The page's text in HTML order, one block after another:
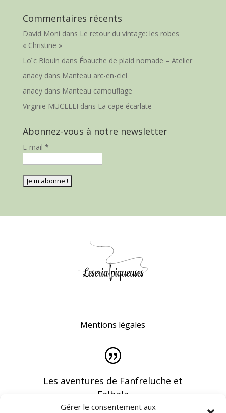
Gérer le consentement aux
Commentaires récents
David Moni dans Le retour du vintage: les robes
« Christine »
Loïc Blouin dans Ébauche de plaid nomade – Atelier
anaeydans Manteau arc-en-ciel
anaeydans Manteau camouflage
Virginie MUCELLI dans La cape écarlate
Abonnez-vous à notre newsletter
E-mail *
Mentions légales
Les aventures de Fanfreluche et
Falbala